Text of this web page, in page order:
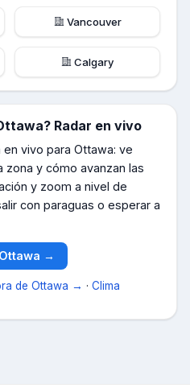
Vancouver
Calgary
? Radar en vivo
en vivo para Ottawa: ve
y cómo avanzan las
y zoom a nivel de
con paraguas o esperar a
Ottawa →
de Ottawa → · Clima